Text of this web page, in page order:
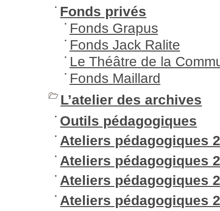
Fonds privés
Fonds Grapus
Fonds Jack Ralite
Le Théâtre de la
Fonds Maillard
L’atelier des archives
Outils pédagogiques
Ateliers pédagogiques
Ateliers pédagogiques
Ateliers pédagogiques
Ateliers pédagogiques